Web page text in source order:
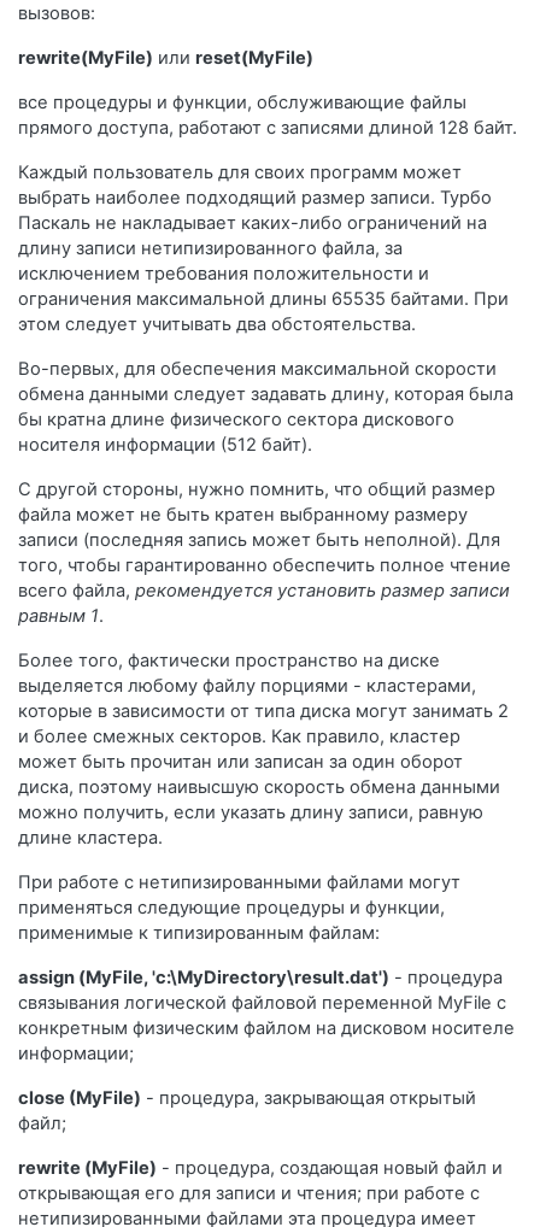
вызовов:
rewrite(MyFile) или reset(MyFile)
все процедуры и функции, обслуживающие файлы
прямого доступа, работают с записями длиной 128 байт.
Каждый пользователь для своих программ может
выбрать наиболее подходящий размер записи. Турбо
Паскаль не накладывает каких-либо ограничений на
длину записи нетипизированного файла, за
исключением требования положительности и
ограничения максимальной длины 65535 байтами. При
этом следует учитывать два обстоятельства.
Во-первых, для обеспечения максимальной скорости
обмена данными следует задавать длину, которая была
бы кратна длине физического сектора дискового
носителя информации (512 байт).
С другой стороны, нужно помнить, что общий размер
файла может не быть кратен выбранному размеру
записи (последняя запись может быть неполной). Для
того, чтобы гарантированно обеспечить полное чтение
всего файла, рекомендуется установить размер записи
равным 1.
Более того, фактически пространство на диске
выделяется любому файлу порциями - кластерами,
которые в зависимости от типа диска могут занимать 2
и более смежных секторов. Как правило, кластер
может быть прочитан или записан за один оборот
диска, поэтому наивысшую скорость обмена данными
можно получить, если указать длину записи, равную
длине кластера.
При работе с нетипизированными файлами могут
применяться следующие процедуры и функции,
применимые к типизированным файлам:
assign (МуFilе, 'с:\МуDirectory\result.dat') - процедура
связывания логической файловой переменной МуFilе с
конкретным физическим файлом на дисковом носителе
информации;
closе (МуFilе) - процедура, закрывающая открытый
файл;
rewrite (МуFilе) - процедура, создающая новый файл и
открывающая его для записи и чтения; при работе с
нетипизированными файлами эта процедура имеет